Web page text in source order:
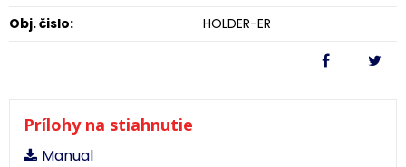
Obj. čislo: HOLDER-ER
Prílohy na stiahnutie
Manual